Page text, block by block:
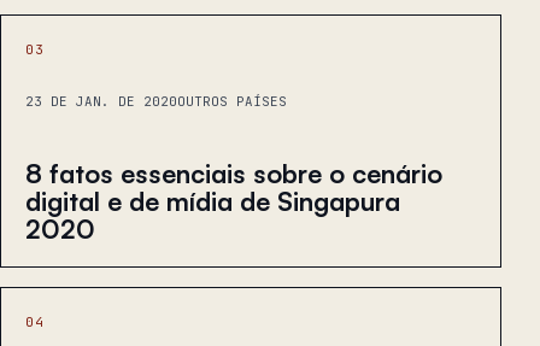
03
23 DE JAN. DE 2020OUTROS PAÍSES
8 fatos essenciais sobre o cenário
digital e de mídia de Singapura
2020
04